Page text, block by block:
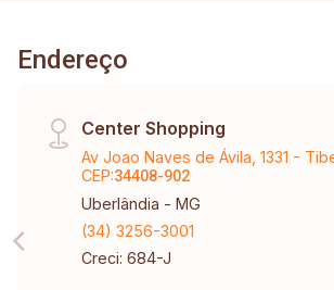
Endereço
Center Shopping
Av Joao Naves de Ávila, 1331 -
CEP:34408-902
Uberlândia - MG
(34) 3256-3001
Creci: 684-J